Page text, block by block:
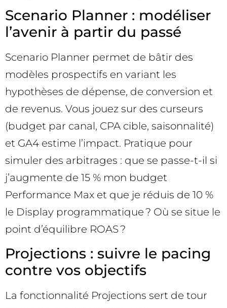
Scenario Planner : modéliser
l’avenir à partir du passé
Scenario Planner permet de bâtir des
modèles prospectifs en variant les
hypothèses de dépense, de conversion et
de revenus. Vous jouez sur des curseurs
(budget par canal, CPA cible, saisonnalité)
et GA4 estime l’impact. Pratique pour
simuler des arbitrages : que se passe-t-il si
j’augmente de 15 % mon budget
Performance Max et que je réduis de 10 %
le Display programmatique ? Où se situe le
point d’équilibre ROAS ?
Projections : suivre le pacing
contre vos objectifs
La fonctionnalité Projections sert de tour